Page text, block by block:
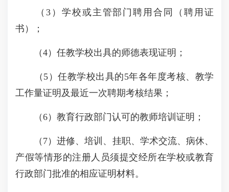
（3）学校或主管部门聘用合同（聘用证
书）；
（4）任教学校出具的师德表现证明；
（5）任教学校出具的5年各年度考核、教学
工作量证明及最近一次聘期考核结果；
（6）教育行政部门认可的教师培训证明；
（7）进修、培训、挂职、学术交流、病休、
产假等情形的注册人员须提交经所在学校或教育
行政部门批准的相应证明材料。